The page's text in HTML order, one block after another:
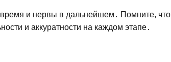
время и нервы в дальнейшем․ Помните, что
и аккуратности на каждом этапе․